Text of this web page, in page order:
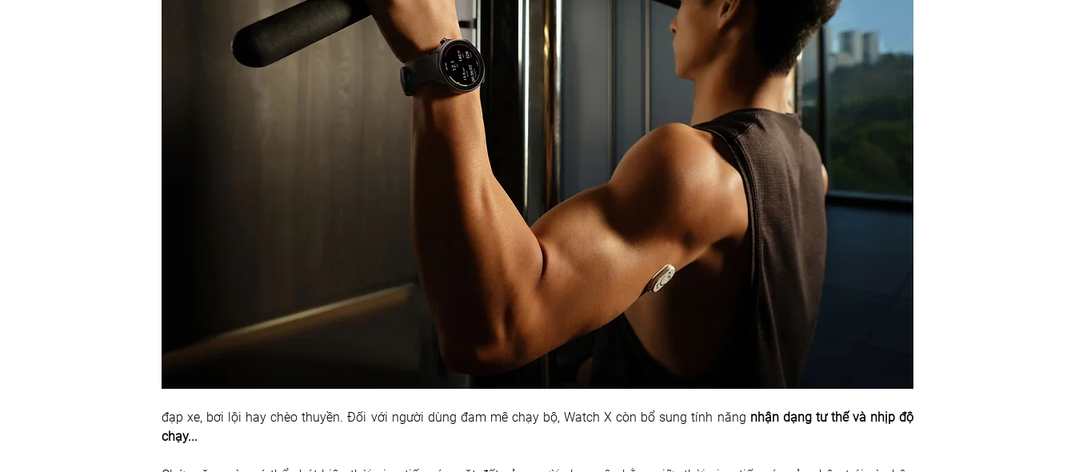
đạp xe, bơi lội hay chèo thuyền. Đối với người dùng đam mê chạy bộ, Watch X còn bổ sung tính năng nhận dạng tư thế và nhịp độ
chạy...